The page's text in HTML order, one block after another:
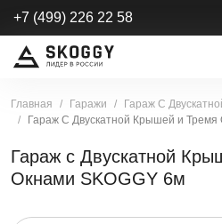
+7 (499) 226 22 58
Главная Гаражи
Гараж С
Гараж С Двускатной Крышей и Тремя
Гараж с Двускатной
Окнами SKOGGY 6м